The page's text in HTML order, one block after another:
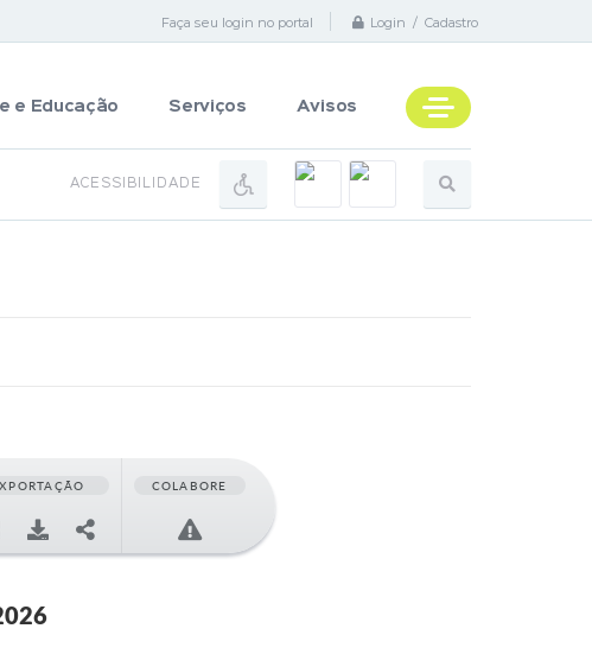
Faça seu login no portal Login / Cadastro
e Educação Serviços Avisos
ACESSIBILIDADE
COLABORE